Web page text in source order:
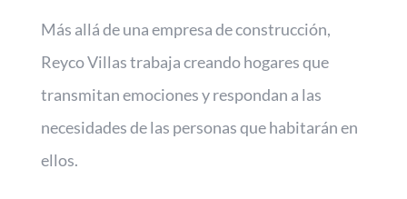
Más allá de una empresa de construcción,
Reyco Villas trabaja creando hogares que
transmitan emociones y respondan a las
necesidades de las personas que habitarán en
ellos.